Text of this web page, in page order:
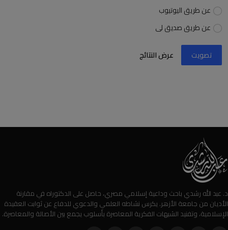
عن طريق اليوتيوب
عن طريق صديق لى
تصويت عرض النتائج
د. عبد الله رشدي باحث وداعية إسلامي مصري، حاصل على الدكتوراه في مقارنة
الأديان من جامعة الأزهر. يكرس نشاطه العلمي والدعوي للدفاع عن ثوابت العقيدة
الإسلامية، وتفنيد الشبهات الفكرية المعاصرة بأسلوب يجمع بين الأصالة والمعاصرة.